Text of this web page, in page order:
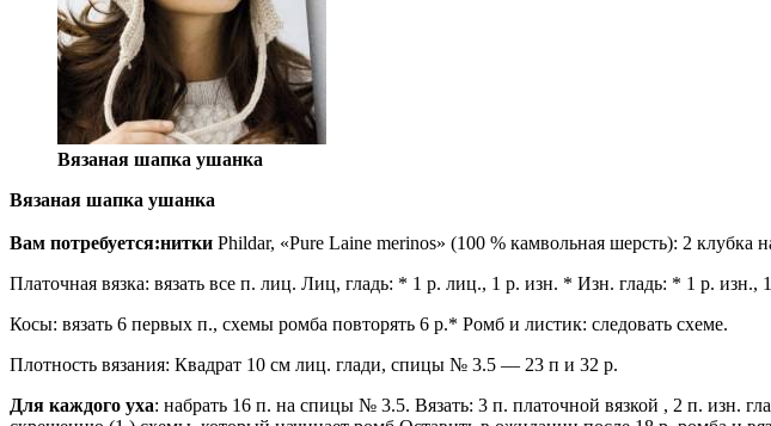
Вязаная шапка ушанка
Вязаная шапка ушанка
Вам потребуется:нитки Phildar, «Pure Laine merinos» (100 % камвольная шерсть): 2
Платочная вязка: вязать все п. лиц. Лиц, гладь: * 1 р. лиц., 1 р. изн. * Изн. гладь: * 1 р. изн.,
Косы: вязать 6 первых п., схемы ромба повторять 6 р.* Ромб и листик: следовать схеме.
Плотность вязания: Квадрат 10 см лиц. глади, спицы № 3.5 — 23 п и 32 р.
Для каждого уха: набрать 16 п. на спицы № 3.5. Вязать: 3 п. платочной вязкой , 2 п. изн.